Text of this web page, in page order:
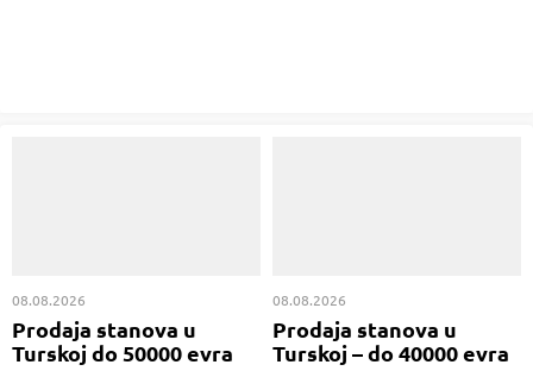
08.08.2026
Prodaja stanova u
Turskoj do 50000 evra
08.08.2026
Prodaja stanova u
Turskoj – do 40000 evra